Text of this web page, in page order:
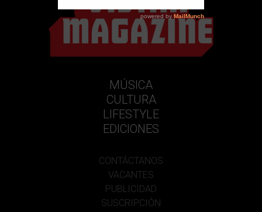
MÚSICA
CULTURA
LIFESTYLE
EDICIONES
CONTÁCTANOS
VACANTES
PUBLICIDAD
SUSCRIPCIÓN